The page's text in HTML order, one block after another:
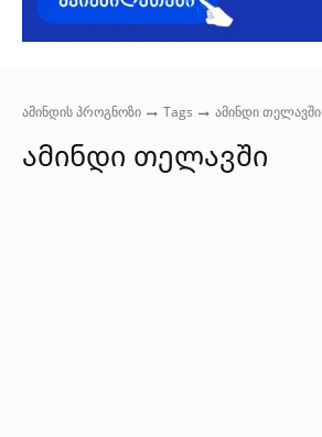
ამინდის პროგნოზი Tags ამინდი თელავში
ამინდი თელავში